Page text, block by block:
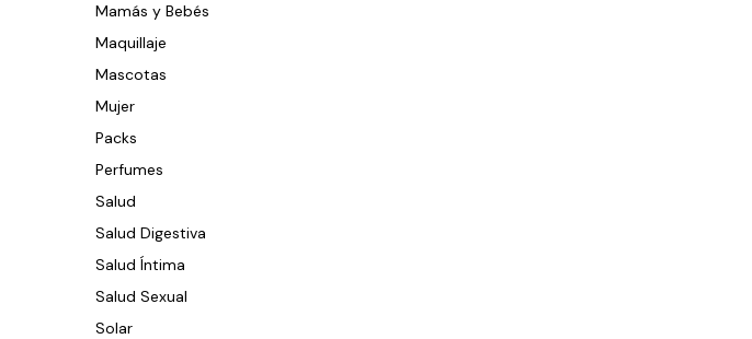
Mamás y Bebés
Maquillaje
Mascotas
Mujer
Packs
Perfumes
Salud
Salud Digestiva
Salud Íntima
Salud Sexual
Solar